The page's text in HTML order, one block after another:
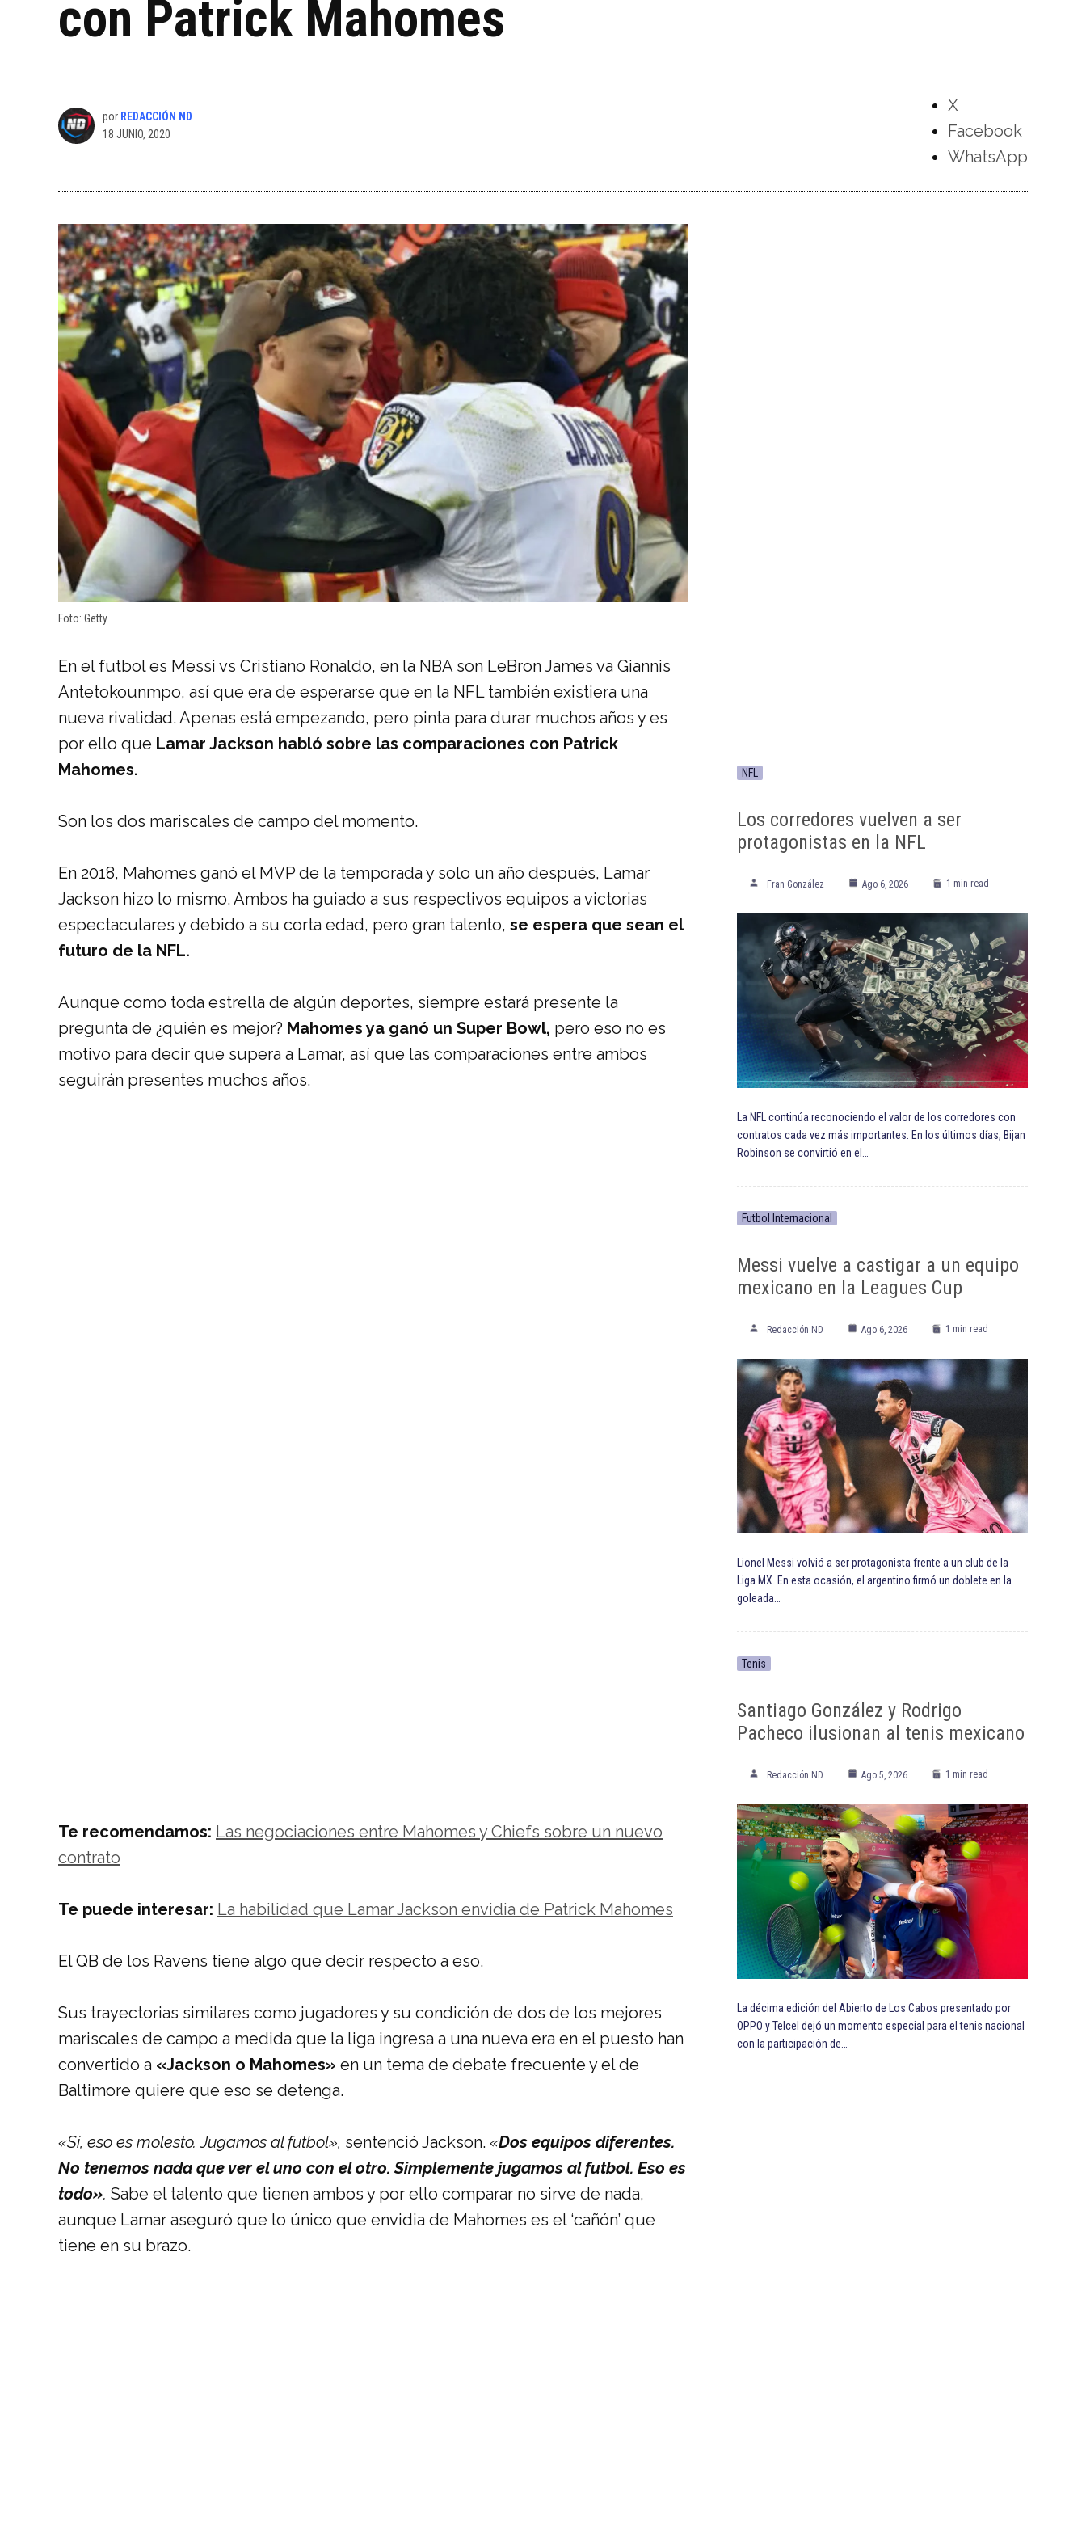
con Patrick Mahomes
por REDACCIÓN ND
18 JUNIO, 2020
X
Facebook
WhatsApp
Foto: Getty
En el futbol es Messi vs Cristiano Ronaldo, en la NBA son LeBron James va Giannis
Antetokounmpo, así que era de esperarse que en la NFL también existiera una
nueva rivalidad. Apenas está empezando, pero pinta para durar muchos años y es
por ello que Lamar Jackson habló sobre las comparaciones con Patrick
Mahomes.
Son los dos mariscales de campo del momento.
En 2018, Mahomes ganó el MVP de la temporada y solo un año después, Lamar
Jackson hizo lo mismo. Ambos ha guiado a sus respectivos equipos a victorias
espectaculares y debido a su corta edad, pero gran talento, se espera que sean el
futuro de la NFL.
Aunque como toda estrella de algún deportes, siempre estará presente la
pregunta de ¿quién es mejor? Mahomes ya ganó un Super Bowl, pero eso no es
motivo para decir que supera a Lamar, así que las comparaciones entre ambos
seguirán presentes muchos años.
Te recomendamos: Las negociaciones entre Mahomes y Chiefs sobre un nuevo
contrato
Te puede interesar: La habilidad que Lamar Jackson envidia de Patrick Mahomes
El QB de los Ravens tiene algo que decir respecto a eso.
Sus trayectorias similares como jugadores y su condición de dos de los mejores
mariscales de campo a medida que la liga ingresa a una nueva era en el puesto han
convertido a «Jackson o Mahomes» en un tema de debate frecuente y el de
Baltimore quiere que eso se detenga.
«Sí, eso es molesto. Jugamos al futbol», sentenció Jackson. «Dos equipos diferentes.
No tenemos nada que ver el uno con el otro. Simplemente jugamos al futbol. Eso es
todo». Sabe el talento que tienen ambos y por ello comparar no sirve de nada,
aunque Lamar aseguró que lo único que envidia de Mahomes es el ‘cañón’ que
tiene en su brazo.
NFL
Los corredores vuelven a ser
protagonistas en la NFL
Fran González Ago 6, 2026 1 min read
La NFL continúa reconociendo el valor de los corredores con
contratos cada vez más importantes. En los últimos días, Bijan
Robinson se convirtió en el…
Futbol Internacional
Messi vuelve a castigar a un equipo
mexicano en la Leagues Cup
Redacción ND Ago 6, 2026 1 min read
Lionel Messi volvió a ser protagonista frente a un club de la
Liga MX. En esta ocasión, el argentino firmó un doblete en la
goleada…
Tenis
Santiago González y Rodrigo
Pacheco ilusionan al tenis mexicano
Redacción ND Ago 5, 2026 1 min read
La décima edición del Abierto de Los Cabos presentado por
OPPO y Telcel dejó un momento especial para el tenis nacional
con la participación de…